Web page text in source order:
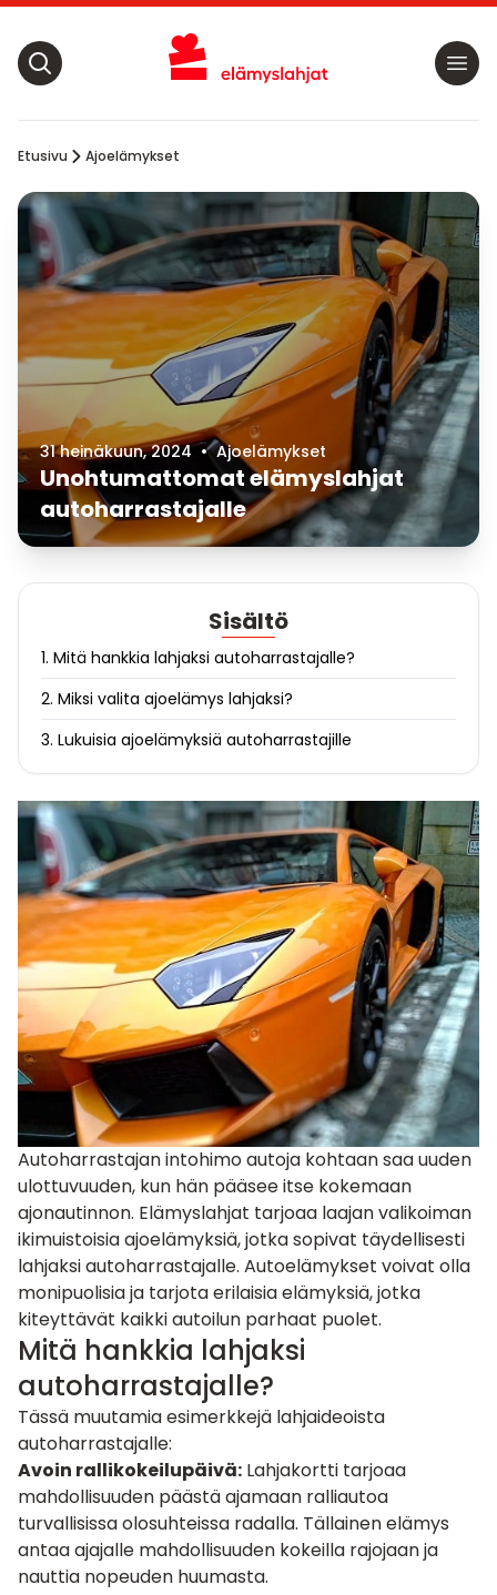
Etusivu Ajoelämykset
31 heinäkuun, 2024 • Ajoelämykset
Unohtumattomat elämyslahjat
autoharrastajalle
Sisältö
1. Mitä hankkia lahjaksi autoharrastajalle?
2. Miksi valita ajoelämys lahjaksi?
3. Lukuisia ajoelämyksiä autoharrastajille
Autoharrastajan intohimo autoja kohtaan saa uuden
ulottuvuuden, kun hän pääsee itse kokemaan
ajonautinnon. Elämyslahjat tarjoaa laajan valikoiman
ikimuistoisia ajoelämyksiä, jotka sopivat täydellisesti
lahjaksi autoharrastajalle. Autoelämykset voivat olla
monipuolisia ja tarjota erilaisia elämyksiä, jotka
kiteyttävät kaikki autoilun parhaat puolet.
Mitä hankkia lahjaksi
autoharrastajalle?
Tässä muutamia esimerkkejä lahjaideoista
autoharrastajalle:
Avoin rallikokeilupäivä: Lahjakortti tarjoaa
mahdollisuuden päästä ajamaan ralliautoa
turvallisissa olosuhteissa radalla. Tällainen elämys
antaa ajajalle mahdollisuuden kokeilla rajojaan ja
nauttia nopeuden huumasta.